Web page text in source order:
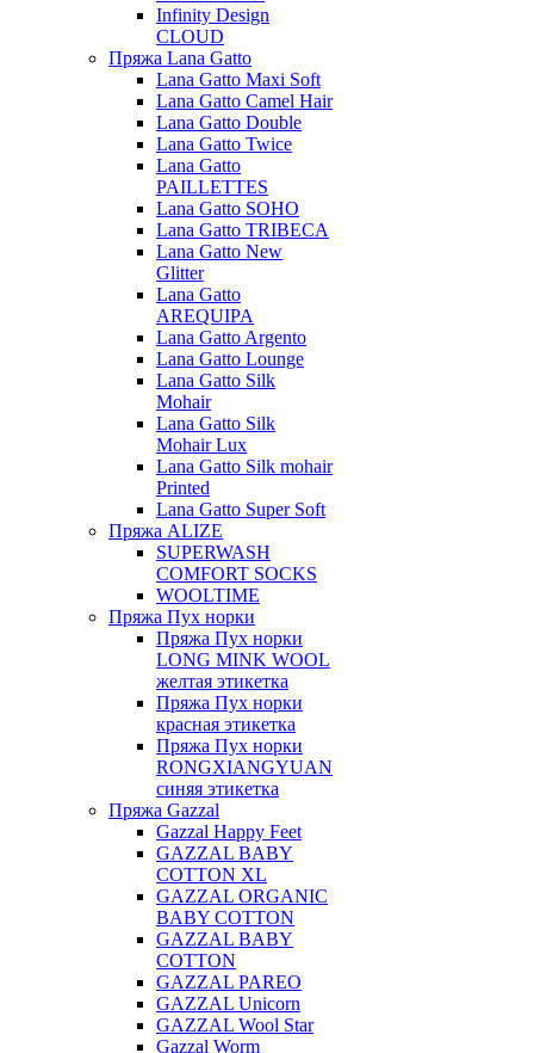
Infinity Design
CLOUD
Пряжа Lana Gatto
Lana Gatto Maxi Soft
Lana Gatto Camel Hair
Lana Gatto Double
Lana Gatto Twice
Lana Gatto
PAILLETTES
Lana Gatto SOHO
Lana Gatto TRIBECA
Lana Gatto New
Glitter
Lana Gatto
AREQUIPA
Lana Gatto Argento
Lana Gatto Lounge
Lana Gatto Silk
Mohair
Lana Gatto Silk
Mohair Lux
Lana Gatto Silk mohair
Printed
Lana Gatto Super Soft
Пряжа ALIZE
SUPERWASH
COMFORT SOCKS
WOOLTIME
Пряжа Пух норки
Пряжа Пух норки
LONG MINK WOOL
желтая этикетка
Пряжа Пух норки
красная этикетка
Пряжа Пух норки
RONGXIANGYUAN
синяя этикетка
Пряжа Gazzal
Gazzal Happy Feet
GAZZAL BABY
COTTON XL
GAZZAL ORGANIC
BABY COTTON
GAZZAL BABY
COTTON
GAZZAL PAREO
GAZZAL Unicorn
GAZZAL Wool Star
Gazzal Worm